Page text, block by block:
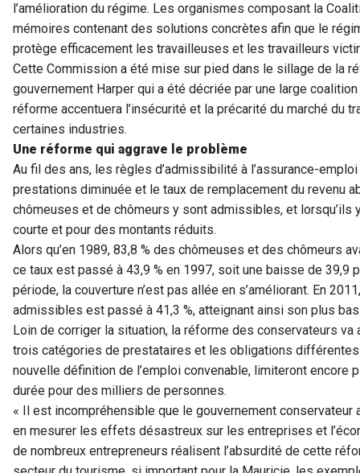
l’amélioration du régime. Les organismes composant la
mémoires contenant des solutions concrètes afin que le
protège efficacement les travailleuses et les travailleurs
Cette Commission a été mise sur pied dans le sillage de la
gouvernement Harper qui a été décriée par une large
réforme accentuera l’insécurité et la précarité du marché du
certaines industries.
Une réforme qui aggrave le problème
Au fil des ans, les règles d’admissibilité à l’assurance-
prestations diminuée et le taux de remplacement du revenu
chômeuses et de chômeurs y sont admissibles, et lorsqu’ils
courte et pour des montants réduits.
Alors qu’en 1989, 83,8 % des chômeuses et des chômeurs
ce taux est passé à 43,9 % en 1997, soit une baisse de 39,9
période, la couverture n’est pas allée en s’améliorant. En
admissibles est passé à 41,3 %, atteignant ainsi son plus
Loin de corriger la situation, la réforme des conservateurs
trois catégories de prestataires et les obligations différentes
nouvelle définition de l’emploi convenable, limiteront encore
durée pour des milliers de personnes.
« Il est incompréhensible que le gouvernement
en mesurer les effets désastreux sur les entreprises et
de nombreux entrepreneurs réalisent l’absurdité de cette